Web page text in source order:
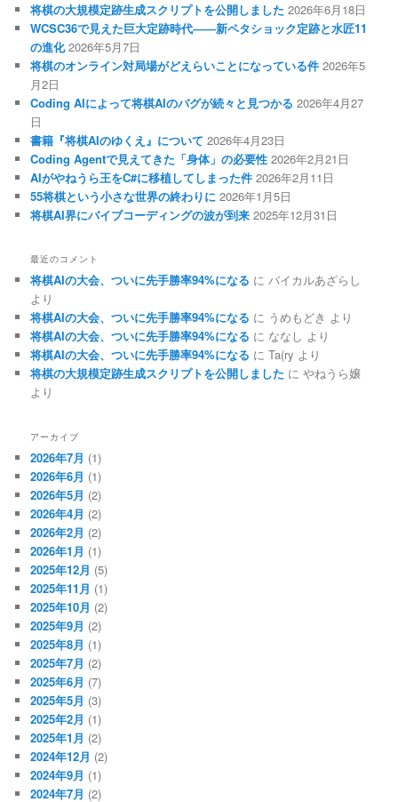
将棋の大規模定跡生成スクリプトを公開しました 2026年6月18日
WCSC36で見えた巨大定跡時代――新ペタショック定跡と水匠11
の進化 2026年5月7日
将棋のオンライン対局場がどえらいことになっている件 2026年5
月2日
Coding AIによって将棋AIのバグが続々と見つかる 2026年4月27
日
書籍『将棋AIのゆくえ』について 2026年4月23日
Coding Agentで見えてきた「身体」の必要性 2026年2月21日
AIがやねうら王をC#に移植してしまった件 2026年2月11日
55将棋という小さな世界の終わりに 2026年1月5日
将棋AI界にバイブコーディングの波が到来 2025年12月31日
最近のコメント
将棋AIの大会、ついに先手勝率94%になる にバイカルあざらし
より
将棋AIの大会、ついに先手勝率94%になる に うめもどき より
将棋AIの大会、ついに先手勝率94%になる に ななし より
将棋AIの大会、ついに先手勝率94%になる にTa(ry より
将棋の大規模定跡生成スクリプトを公開しました にやねうら嬢
より
アーカイブ
2026年7月 (1)
2026年6月 (1)
2026年5月 (2)
2026年4月 (2)
2026年2月 (2)
2026年1月 (1)
2025年12月 (5)
2025年11月 (1)
2025年10月 (2)
2025年9月 (2)
2025年8月 (1)
2025年7月 (2)
2025年6月 (7)
2025年5月 (3)
2025年2月 (1)
2025年1月 (2)
2024年12月 (2)
2024年9月 (1)
2024年7月 (2)